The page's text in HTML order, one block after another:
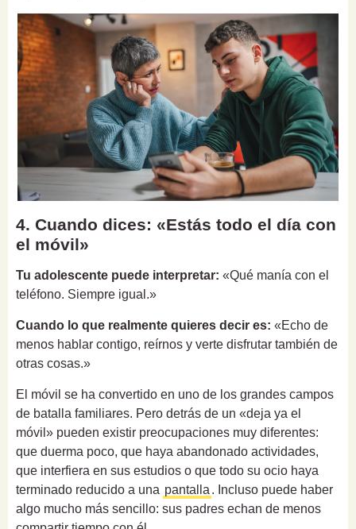
4. Cuando dices: «Estás todo el día con
el móvil»
Tu adolescente puede interpretar: «Qué manía con el
teléfono. Siempre igual.»
Cuando lo que realmente quieres decir es: «Echo de
menos hablar contigo, reírnos y verte disfrutar también de
otras cosas.»
El móvil se ha convertido en uno de los grandes campos
de batalla familiares. Pero detrás de un «deja ya el
móvil» pueden existir preocupaciones muy diferentes:
que duerma poco, que haya abandonado actividades,
que interfiera en sus estudios o que todo su ocio haya
terminado reducido a una pantalla . Incluso puede haber
algo mucho más sencillo: sus padres echan de menos